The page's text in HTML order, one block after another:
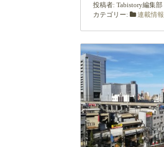
投稿者: Tabistory編集部
カテゴリー:
連載情報